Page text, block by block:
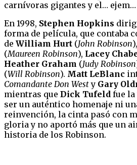
carnívoras gigantes y el… ejem…
En 1998, Stephen Hopkins
forma de película, que contaba
de William Hurt (John Robinson),
(Maureen Robinson), Lacey
Heather Graham (Judy Robinson
(Will Robinson). Matt LeBlanc
Comandante Don Westy Gary
mientras que Dick Tufeld fue la
ser un auténtico homenaje ni
reinvención, la cinta pasó con
gloria y no aportó más que un
historia de los Robinson.